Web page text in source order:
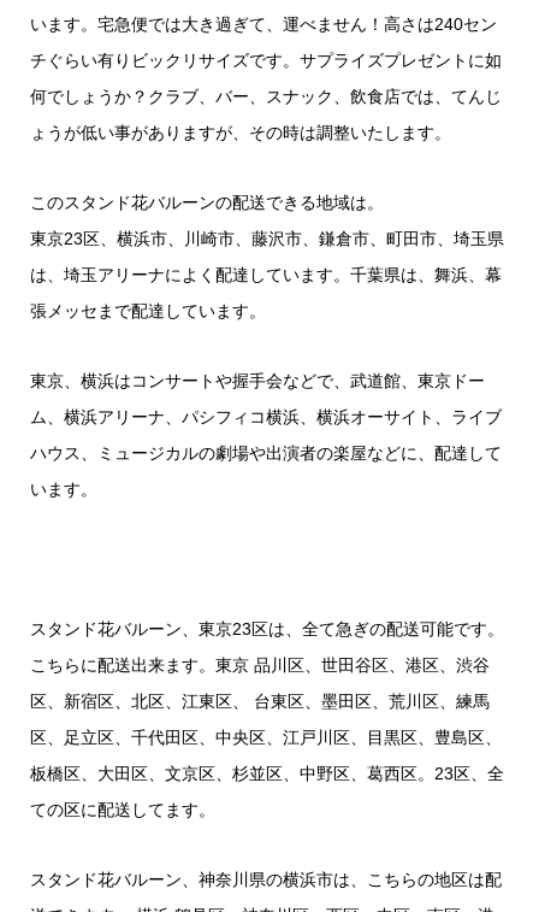
います。宅急便では大き過ぎて、運べません！高さは240セン
チぐらい有りビックリサイズです。サプライズプレゼントに如
何でしょうか？クラブ、バー、スナック、飲食店では、てんじ
ょうが低い事がありますが、その時は調整いたします。
このスタンド花バルーンの配送できる地域は。
東京23区、横浜市、川崎市、藤沢市、鎌倉市、町田市、埼玉県
は、埼玉アリーナによく配達しています。千葉県は、舞浜、幕
張メッセまで配達しています。
東京、横浜はコンサートや握手会などで、武道館、東京ドー
ム、横浜アリーナ、パシフィコ横浜、横浜オーサイト、ライブ
ハウス、ミュージカルの劇場や出演者の楽屋などに、配達して
います。
スタンド花バルーン、東京23区は、全て急ぎの配送可能です。
こちらに配送出来ます。東京 品川区、世田谷区、港区、渋谷
区、新宿区、北区、江東区、 台東区、墨田区、荒川区、練馬
区、足立区、千代田区、中央区、江戸川区、目黒区、豊島区、
板橋区、大田区、文京区、杉並区、中野区、葛西区。23区、全
ての区に配送してます。
スタンド花バルーン、神奈川県の横浜市は、こちらの地区は配